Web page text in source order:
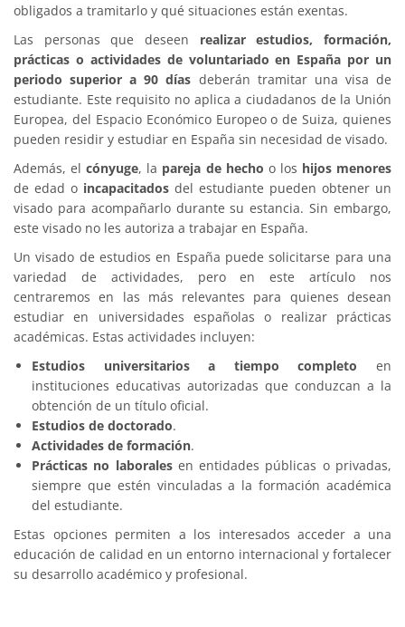
obligados a tramitarlo y qué situaciones están exentas.
Las personas que deseen realizar estudios, formación,
prácticas o actividades de voluntariado en España por un
periodo superior a 90 días deberán tramitar una visa de
estudiante. Este requisito no aplica a ciudadanos de la Unión
Europea, del Espacio Económico Europeo o de Suiza, quienes
pueden residir y estudiar en España sin necesidad de visado.
Además, elcónyuge, la pareja de hecho o los hijos menores
de edad o incapacitados del estudiante pueden obtener un
visado para acompañarlo durante su estancia. Sin embargo,
este visado no les autoriza a trabajar en España.
Un visado de estudios en España puede solicitarse para una
variedad de actividades, pero en este artículo nos
centraremos en las más relevantes para quienes desean
estudiar en universidades españolas o realizar prácticas
académicas. Estas actividades incluyen:
Estudios universitarios a tiempo completo en
instituciones educativas autorizadas que conduzcan a la
obtención de un título oficial.
Estudios de doctorado.
Actividades de formación.
Prácticas no laborales en entidades públicas o privadas,
siempre que estén vinculadas a la formación académica
del estudiante.
Estas opciones permiten a los interesados acceder a una
educación de calidad en un entorno internacional y fortalecer
su desarrollo académico y profesional.